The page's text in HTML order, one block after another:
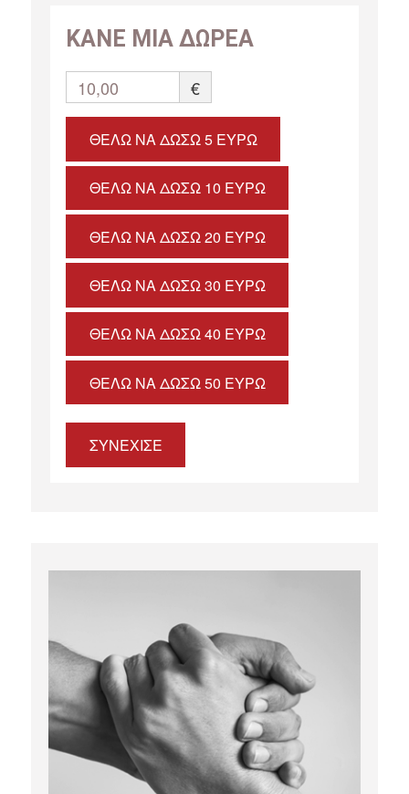
ΚΑΝΕ ΜΙΑ ΔΩΡΕΑ
10,00 €
ΘΈΛΩ ΝΑ ΔΏΣΩ 5 ΕΥΡΏ
ΘΈΛΩ ΝΑ ΔΏΣΩ 10 ΕΥΡΏ
ΘΈΛΩ ΝΑ ΔΏΣΩ 20 ΕΥΡΏ
ΘΈΛΩ ΝΑ ΔΏΣΩ 30 ΕΥΡΏ
ΘΈΛΩ ΝΑ ΔΏΣΩ 40 ΕΥΡΏ
ΘΈΛΩ ΝΑ ΔΏΣΩ 50 ΕΥΡΏ
ΣΥΝΕΧΙΣΕ